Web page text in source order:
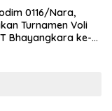
0116/Nara,
Turnamen Voli
Bhayangkara ke-